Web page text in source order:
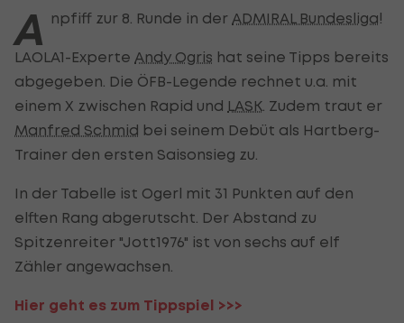
A npfiff zur 8. Runde in der ADMIRAL Bundesliga!
LAOLA1-Experte Andy Ogris hat seine Tipps bereits
abgegeben. Die ÖFB-Legende rechnet u.a. mit
einem X zwischen Rapid und LASK . Zudem traut er
Manfred Schmid bei seinem Debüt als Hartberg-
Trainer den ersten Saisonsieg zu.
In der Tabelle ist Ogerl mit 31 Punkten auf den
elften Rang abgerutscht. Der Abstand zu
Spitzenreiter "Jott1976" ist von sechs auf elf
Zähler angewachsen.
Hier geht es zum Tippspiel >>>